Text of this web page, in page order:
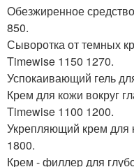
Обезжиренное
850.
Сыворотка от темных
Timewise 1150 1270.
Успокаивающий гель
Крем для кожи вокруг
Timewise 1100 1200.
Укрепляющий крем для
1800.
Крем - филлер для